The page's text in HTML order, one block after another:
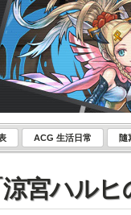
ACG 生活日常 隨
宮ハルヒ